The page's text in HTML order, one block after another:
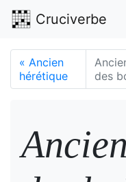
Cruciverbe
« Ancien
hérétique
des